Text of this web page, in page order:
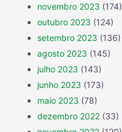
novembro 2023 (174)
outubro 2023 (124)
setembro 2023 (136)
agosto 2023 (145)
julho 2023 (143)
junho 2023 (173)
maio 2023 (78)
dezembro 2022 (33)